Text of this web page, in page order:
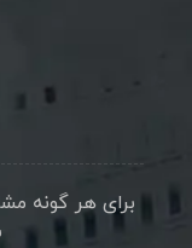
برای هر گونه